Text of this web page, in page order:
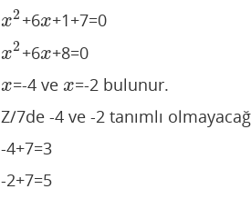
x2
x2 +6x
x +1+7=0
x2
x2 +6x
x +8=0
x
x =-4 ve x
x =-2 bulunur.
Z/7de -4 ve -2 tanımlı
-4+7=3
-2+7=5